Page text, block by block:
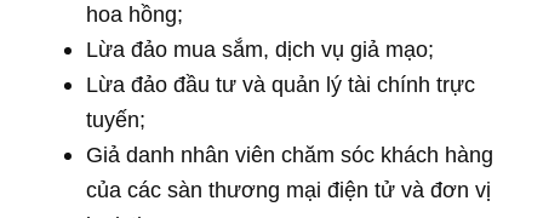
hoa hồng;
Lừa đảo mua sắm, dịch vụ giả mạo;
Lừa đảo đầu tư và quản lý tài chính trực
tuyến;
Giả danh nhân viên chăm sóc khách hàng
của các sàn thương mại điện tử và đơn vị